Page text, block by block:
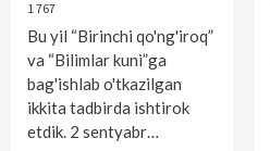
1 767
Bu yil “Birinchi qo'ng'iroq”
va “Bilimlar kuni”ga
bag'ishlab o'tkazilgan
ikkita tadbirda ishtirok
etdik. 2 sentyabr…